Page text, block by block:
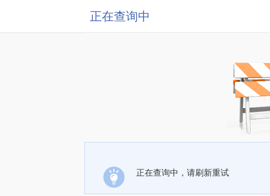
正在查询中
正在查询中，请刷新重试